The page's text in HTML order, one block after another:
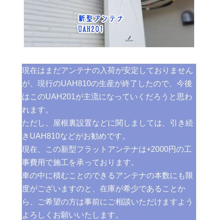
現在はまだアンテナの入荷が安定しておりません
が、現行のUAH810の生産が終了したので、今後
はこのUAH201が主流になっていくだろうと思わ
れます。
ただし、屋根裏設置などに関しましては、引き続
きUAH810などがお勧めです。
現在、この新型フラットアンテナは+2000円の工
事費用で施工を承っております。
車の中に積むことのできるアンテナの本数にも限
度がございますのと、在庫が希少であることか
ら、ご希望の方は事前にご相談いただけますよう
よろしくお願いいたします。